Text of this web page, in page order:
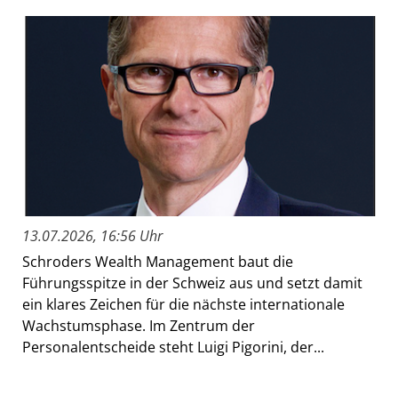
13.07.2026, 16:56 Uhr
Schroders Wealth Management baut die
Führungsspitze in der Schweiz aus und setzt damit
ein klares Zeichen für die nächste internationale
Wachstumsphase. Im Zentrum der
Personalentscheide steht Luigi Pigorini, der...